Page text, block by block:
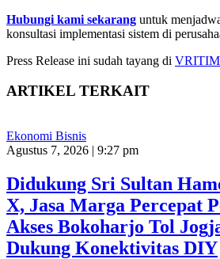
Hubungi kami sekarang untuk
konsultasi implementasi sistem di
Press Release ini sudah tayang di
ARTIKEL TERKAIT
Ekonomi Bisnis
Agustus 7, 2026 | 9:27 pm
Didukung Sri Sultan
X, Jasa Marga Percepat
Akses Bokoharjo Tol
Dukung Konektivitas DIY